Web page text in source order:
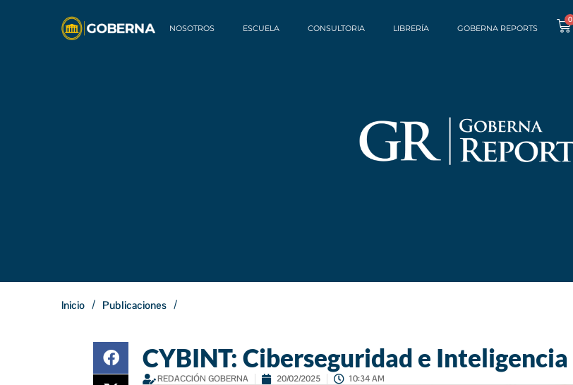
NOSOTROS ESCUELA CONSULTORIA LIBRERÍA GOBERNA REPORTS
0
Inicio / Publicaciones /
CYBINT: Ciberseguridad e Inteligencia
REDACCIÓN GOBERNA 20/02/2025 10:34 AM